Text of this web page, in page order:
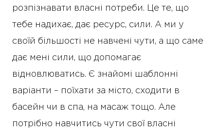
розпізнавати власні потреби. Це те, що
тебе надихає, дає ресурс, сили. А ми у
своїй більшості не навчені чути, а що саме
дає мені сили, що допомагає
відновлюватись. Є знайомі шаблонні
варіанти – поїхати за місто, сходити в
басейн чи в спа, на масаж тощо. Але
потрібно навчитись чути свої власні